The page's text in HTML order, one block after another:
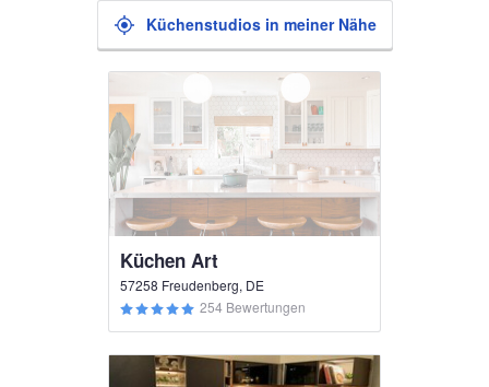
Küchenstudios in meiner Nähe
Küchen Art
57258 Freudenberg, DE
254 Bewertungen